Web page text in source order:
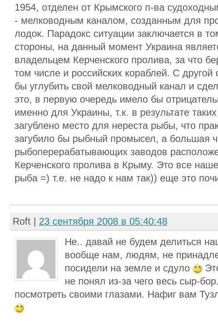
1954, отделен от Крымского п-ва
- мелководным каналом, созданным для
лодок. Парадокс ситуации заключается в
стороны, на данный момент Украина
владельцем Керченского пролива, за что
том числе и российских кораблей. С
бы углубить свой мелководный канал и
это, в первую очередь имело бы
именно для Украины, т.к. в результате
загублено место для нереста рыбы, что
загубило бы рыбный промысел, а большая
рыбоперерабатывающих заводов
Керченского пролива в Крыму. Это все
рыба =) т.е. не надо к нам так)) еще это
Roft
23 сентября 2008 в 05:40:48
Не.. давай не будем делиться
вообще нам, людям, не
посидели на земле и сдуло
не понял из-за чего весь сыр-
посмотреть своими глазами. Нафиг вам